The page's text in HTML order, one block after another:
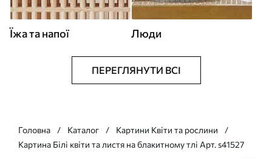
Їжа та напої Люди
ПЕРЕГЛЯНУТИ ВСІ
Головна Каталог
Картини Квіти та рослини
Картина Білі квіти та листя на блакитному тлі Арт. s41527